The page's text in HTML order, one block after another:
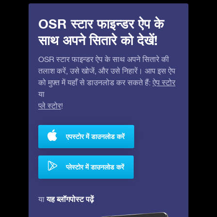
OSR स्टार फाइन्डर ऐप के
साथ अपने सितारे को देखें!
OSR स्टार फाइन्डर ऐप के साथ अपने सितारे की
तलाश करें, उसे खोजें, और उसे निहारें। आप इस ऐप
को मुफ़्त में यहाँ से डाउनलोड कर सकते हैं: ऐप स्टोर
या
प्ले स्टोर!
एपस्टोर में डाउनलोड करें
प्लेस्टोर में डाउनलोड करें
यायह ब्लॉगपोस्ट पढ़ें